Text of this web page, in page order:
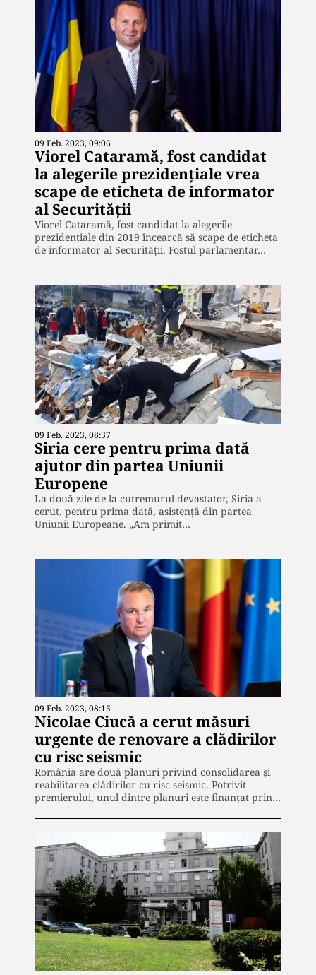
09 Feb. 2023, 09:06
Viorel Cataramă, fost candidat
la alegerile prezidențiale vrea
scape de eticheta de informator
al Securității
Viorel Cataramă, fost candidat la alegerile
prezidențiale din 2019 încearcă să scape de eticheta
de informator al Securității. Fostul parlamentar…
09 Feb. 2023, 08:37
Siria cere pentru prima dată
ajutor din partea Uniunii
Europene
La două zile de la cutremurul devastator, Siria a
cerut, pentru prima dată, asistență din partea
Uniunii Europeane. „Am primit…
09 Feb. 2023, 08:15
Nicolae Ciucă a cerut măsuri
urgente de renovare a clădirilor
cu risc seismic
România are două planuri privind consolidarea şi
reabilitarea clădirilor cu risc seismic. Potrivit
premierului, unul dintre planuri este finanţat prin…